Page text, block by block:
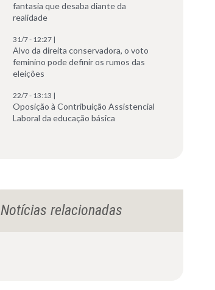
fantasia que desaba diante da
realidade
31/7 - 12:27 |
Alvo da direita conservadora, o voto
feminino pode definir os rumos das
eleições
22/7 - 13:13 |
Oposição à Contribuição Assistencial
Laboral da educação básica
Notícias relacionadas